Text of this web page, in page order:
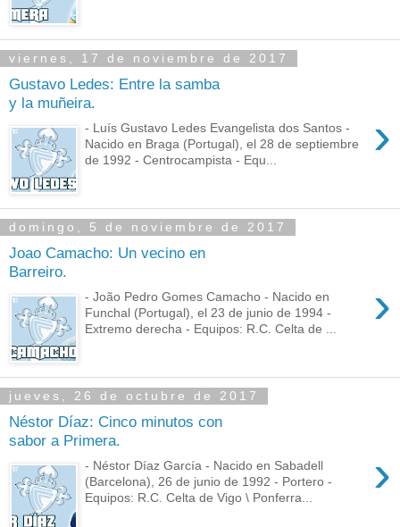
viernes, 17 de noviembre de 2017
Gustavo Ledes: Entre la samba
y la muñeira.
›
- Luís Gustavo Ledes Evangelista dos Santos -
Nacido en Braga (Portugal), el 28 de septiembre
de 1992 - Centrocampista - Equ...
domingo, 5 de noviembre de 2017
Joao Camacho: Un vecino en
Barreiro.
›
- João Pedro Gomes Camacho - Nacido en
Funchal (Portugal), el 23 de junio de 1994 -
Extremo derecha - Equipos: R.C. Celta de ...
jueves, 26 de octubre de 2017
Néstor Díaz: Cinco minutos con
sabor a Primera.
›
- Néstor Díaz García - Nacido en Sabadell
(Barcelona), 26 de junio de 1992 - Portero -
Equipos: R.C. Celta de Vigo \ Ponferra...